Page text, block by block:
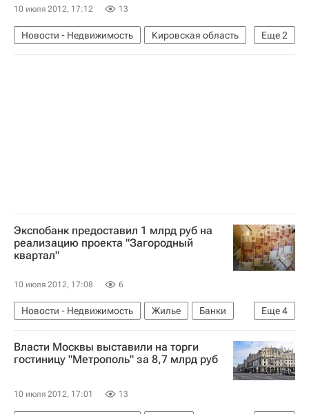
10 июля 2012, 17:12 13
Еще2
Новости - Недвижимость
Кировская область
Штрафы
Россия
Экспобанк предоставил 1 млрд руб на
реализацию проекта "Загородный
квартал"
10 июля 2012, 17:08 6
Еще4
Новости - Недвижимость Жилье
Банки
Кредиты
Строительство
Московская область (Подмосковье)
Россия
Власти Москвы выставили на торги
гостиницу "Метрополь" за 8,7 млрд руб
10 июля 2012, 17:01 13